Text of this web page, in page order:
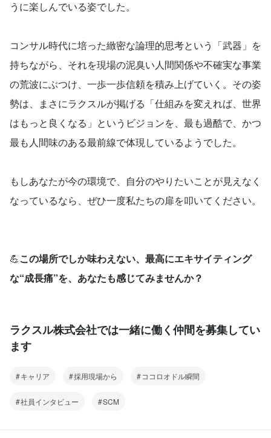
《編集後記》
須藤さんのお話を伺って印象的だったのは、「カオス」や
うに楽しんでいる姿でした。
の荒波にぶつけ、一歩一歩信頼を積み上げていく。その姿
勢は、まさにラクスルが掲げる「仕組みを変えれば、世界
もしあなたが今の環境で、自分のやりたいことが見えなく